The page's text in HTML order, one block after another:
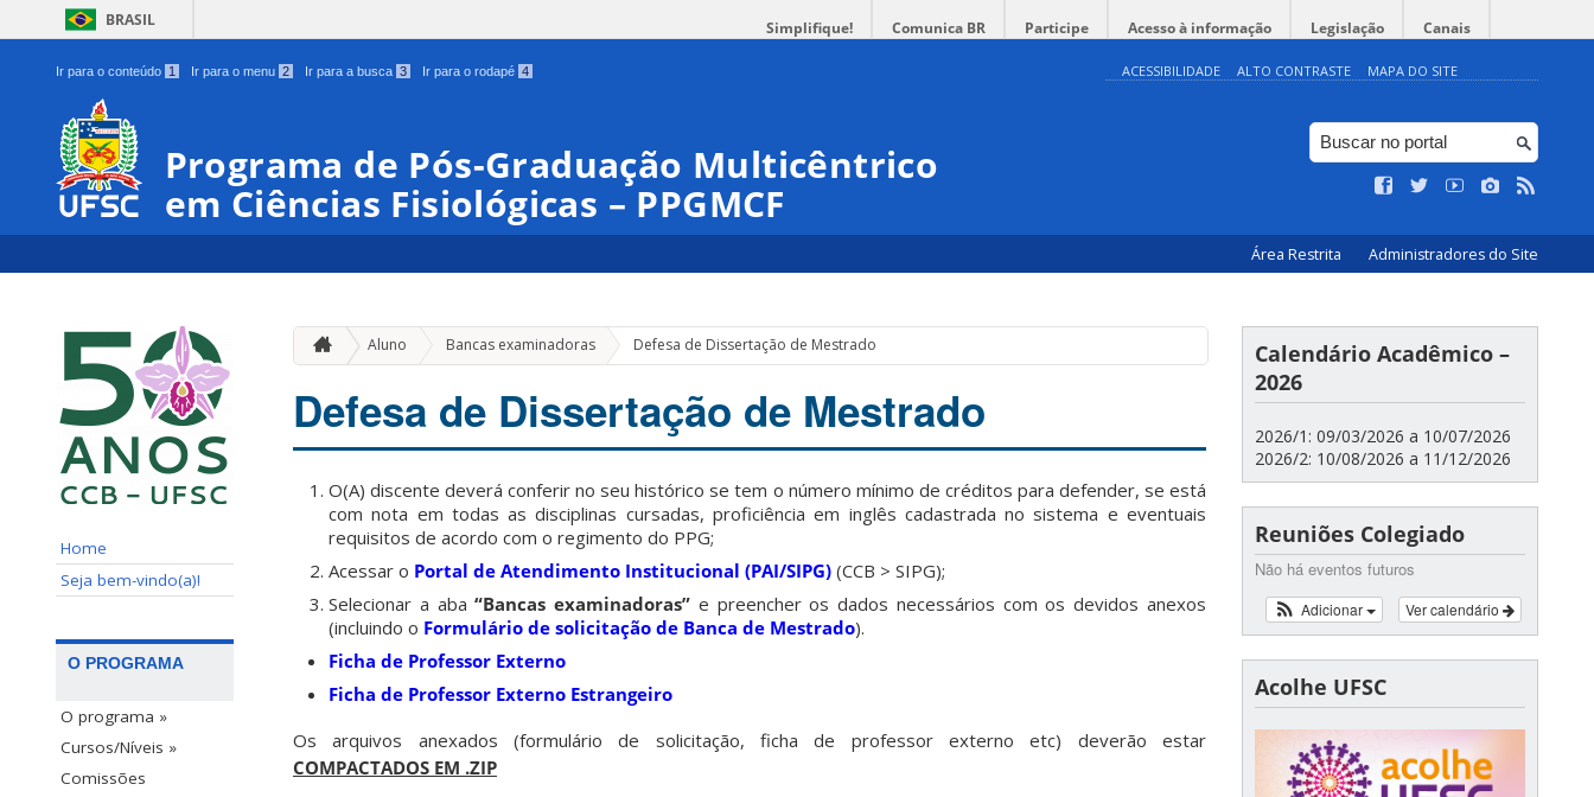
BRASIL Simplifique! Comunica BR Participe Acesso à informação Legislação Canais
Ir para o conteúdo 1 Ir para o menu 2 Ir para a busca 3 Ir para o rodapé 4 ACESSIBILIDADE ALTO CONTRASTE MAPA DO SITE
Programa de Pós-Graduação Multicêntrico
em Ciências Fisiológicas – PPGMCF
Área Restrita Administradores do Site
Home
Seja bem-vindo(a)!
O PROGRAMA
O programa »
Cursos/Níveis »
Comissões
Aluno Bancas examinadoras Defesa de Dissertação de Mestrado
Defesa de Dissertação de Mestrado
O(A) discente deverá conferir no seu histórico se tem o número mínimo de créditos para defender, se está
com nota em todas as disciplinas cursadas, proficiência em inglês cadastrada no sistema e eventuais
requisitos de acordo com o regimento do PPG;
Acessar o Portal de Atendimento Institucional (PAI/SIPG) (CCB > SIPG);
Selecionar a aba“Bancas examinadoras” e preencher os dados necessários com os devidos anexos
(incluindo o Formulário de solicitação de Banca de Mestrado).
Ficha de Professor Externo
Ficha de Professor Externo Estrangeiro
Os arquivos anexados (formulário de solicitação, ficha de professor externo etc) deverão estar
COMPACTADOS EM .ZIP
Calendário Acadêmico –
2026
2026/1: 09/03/2026 a 10/07/2026
2026/2: 10/08/2026 a 11/12/2026
Reuniões Colegiado
Não há eventos futuros
Ver calendário
Adicionar
Acolhe UFSC